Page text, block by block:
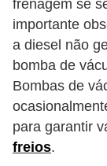
frenagem se
importante
a diesel não
bomba de
Bombas de
para garantir
freios.
t
i
v
s
D
ú